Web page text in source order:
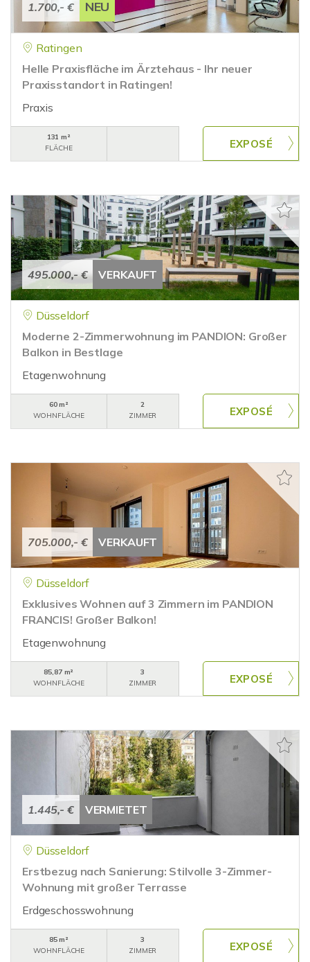
1.700,- € NEU
Ratingen
Helle Praxisfläche im Ärztehaus - Ihr neuer
Praxisstandort in Ratingen!
Praxis
131 m²
FLÄCHE
495.000,- € VERKAUFT
Düsseldorf
Moderne 2-Zimmerwohnung im PANDION: Großer
Balkon in Bestlage
Etagenwohnung
60 m²
WOHNFLÄCHE
2
ZIMMER
705.000,- € VERKAUFT
Düsseldorf
Exklusives Wohnen auf 3 Zimmern im PANDION
FRANCIS! Großer Balkon!
Etagenwohnung
85,87 m²
WOHNFLÄCHE
3
ZIMMER
1.445,- € VERMIETET
Düsseldorf
Erstbezug nach Sanierung: Stilvolle 3-Zimmer-
Wohnung mit großer Terrasse
Erdgeschosswohnung
85 m²
WOHNFLÄCHE
3
ZIMMER